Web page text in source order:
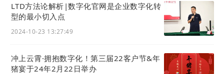
(参会人员合影)
浙江工业大学DMP项目的启动，是一项具有前瞻视野
的重要举措。它回应了时代对新型领军人才的呼唤。
科技集团作为数字道路上的同行者，不仅为此喝
彩，更愿以实际行动提供支持。
LTD方法论解析|数字化官网是企业数字化转
型的最小切入点
2024-10-23 13:27:49
冲上云霄·拥抱数字化！第三届22客户节&年
猪宴于24年2月22日举办